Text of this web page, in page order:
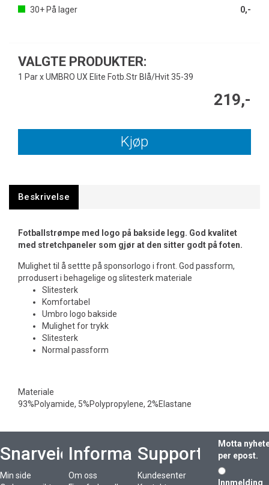
30+ På lager 0,-
VALGTE PRODUKTER:
1 Par x UMBRO UX Elite Fotb.Str Blå/Hvit 35-39
219,-
Kjøp
Beskrivelse
Fotballstrømpe med logo på bakside legg. God kvalitet
med stretchpaneler som gjør at den sitter godt på foten.
Mulighet til å settte på sponsorlogo i front. God passform,
prrodusert i behagelige og slitesterk materiale
Slitesterk
Komfortabel
Umbro logo bakside
Mulighet for trykk
Slitesterk
Normal passform
Materiale
93%Polyamide, 5%Polypropylene, 2%Elastane
Snarveier
Min side
Informasjon
Om oss
Support
Kundesenter
Motta
per epost.
Innmelding